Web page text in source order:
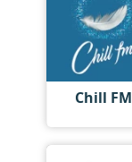
Chill FM